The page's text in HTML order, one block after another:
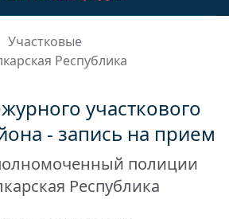
Участковые
Республика
участкового
- запись на прием
полиции
Республика